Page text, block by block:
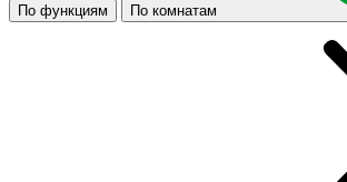
По функциям По комнатам